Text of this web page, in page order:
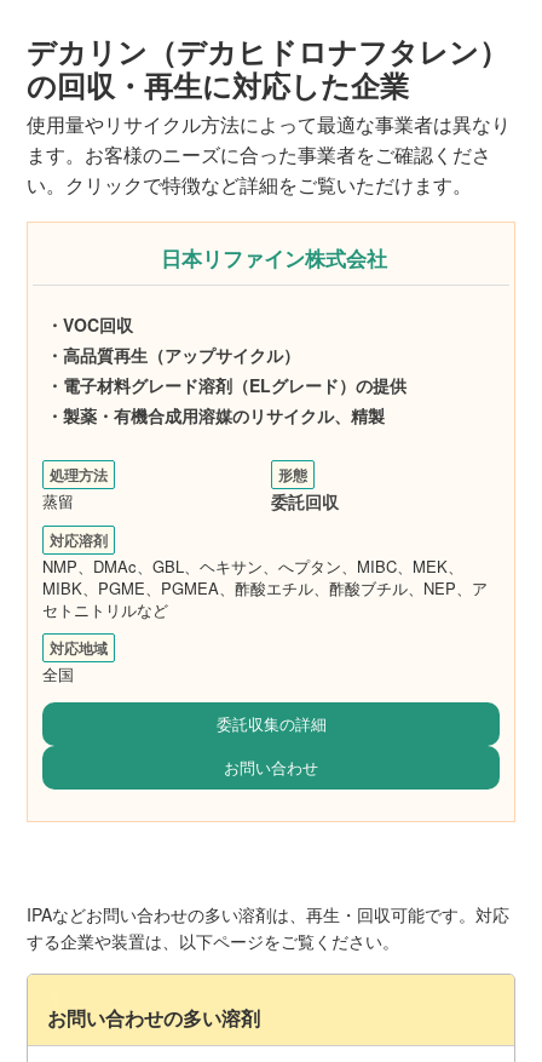
デカリン（デカヒドロナフタレン）
の回収・再生に対応した企業
使用量やリサイクル方法によって最適な事業者は異なり
ます。お客様のニーズに合った事業者をご確認くださ
い。クリックで特徴など詳細をご覧いただけます。
日本リファイン株式会社
・VOC回収
・高品質再生（アップサイクル）
・電子材料グレード溶剤（ELグレード）の提供
・製薬・有機合成用溶媒のリサイクル、精製
処理方法
蒸留
形態
委託回収
対応溶剤
NMP、DMAc、GBL、ヘキサン、へプタン、MIBC、MEK、
MIBK、PGME、PGMEA、酢酸エチル、酢酸ブチル、NEP、ア
セトニトリルなど
対応地域
全国
委託収集の詳細
お問い合わせ
IPAなどお問い合わせの多い溶剤は、再生・回収可能です。対応
する企業や装置は、以下ページをご覧ください。
お問い合わせの多い溶剤